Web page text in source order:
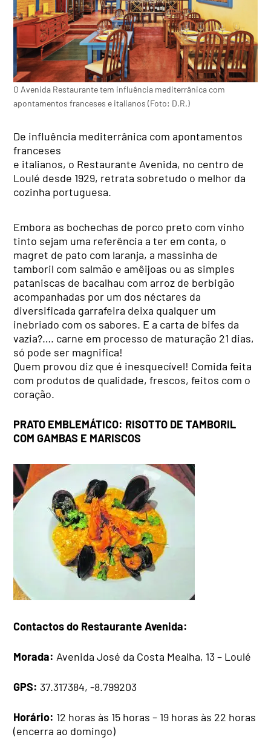
O Avenida Restaurante tem influência mediterrânica com
apontamentos franceses e italianos (Foto: D.R.)
De influência mediterrânica com apontamentos
franceses
e italianos, o Restaurante Avenida, no centro de
Loulé desde 1929, retrata sobretudo o melhor da
cozinha portuguesa.
Embora as bochechas de porco preto com vinho
tinto sejam uma referência a ter em conta, o
magret de pato com laranja, a massinha de
tamboril com salmão e amêijoas ou as simples
pataniscas de bacalhau com arroz de berbigão
acompanhadas por um dos néctares da
diversificada garrafeira deixa qualquer um
inebriado com os sabores. E a carta de bifes da
vazia?…. carne em processo de maturação 21 dias,
só pode ser magnifica!
Quem provou diz que é inesquecível! Comida feita
com produtos de qualidade, frescos, feitos com o
coração.
PRATO EMBLEMÁTICO: RISOTTO DE TAMBORIL
COM GAMBAS E MARISCOS
Contactos do Restaurante Avenida:
Morada: Avenida José da Costa Mealha, 13 – Loulé
GPS: 37.317384, -8.799203
Horário: 12 horas às 15 horas – 19 horas às 22 horas
(encerra ao domingo)